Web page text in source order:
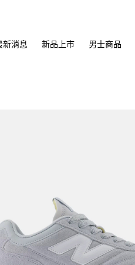
新消息 新品上市 男士商品